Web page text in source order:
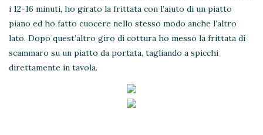
i 12-16 minuti, ho girato la frittata con l’aiuto di un piatto
piano ed ho fatto cuocere nello stesso modo anche l’altro
lato. Dopo quest’altro giro di cottura ho messo la frittata di
scammaro su un piatto da portata, tagliando a spicchi
direttamente in tavola.